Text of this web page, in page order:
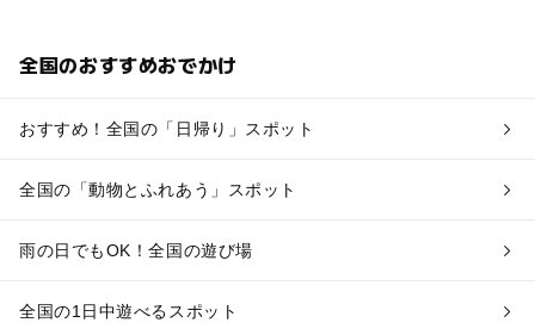
全国のおすすめおでかけ
おすすめ！全国の「日帰り」スポット
全国の「動物とふれあう」スポット
雨の日でもOK！全国の遊び場
全国の1日中遊べるスポット